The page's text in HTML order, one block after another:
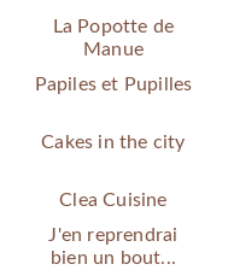
La Popotte de
Manue
Papiles et Pupilles
Cakes in the city
Clea Cuisine
J'en reprendrai
bien un bout...